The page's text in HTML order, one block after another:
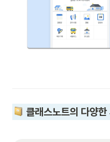
클래스노트의 다양